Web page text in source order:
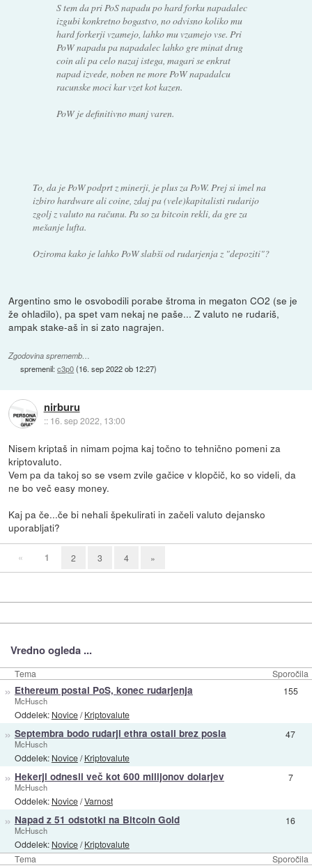
S tem da pri PoS napadu po hard forku napadalec
izgubi konkretno bogastvo, no odvisno koliko mu
hard forkerji vzamejo, lahko mu vzamejo vse. Pri
PoW napadu pa napadalec lahko gre minat drug
coin ali pa celo nazaj istega, magari se enkrat
napad izvede, noben ne more PoW napadalcu
racunske moci kar vzet kot kazen.
PoW je definitivno manj varen.
To, da je PoW podprt z minerji, je plus za PoW. Prej si imel na
izbiro hardware ali coine, zdaj pa (vele)kapitalisti rudarijo
zgolj z valuto na računu. Pa so za bitcoin rekli, da gre za
mešanje lufta.
Oziroma kako je lahko PoW slabši od rudarjenja z "depoziti"?
Argentino smo le osvobodili porabe štroma in megaton CO2 (se je
že ohladilo), pa spet vam nekaj ne paše... Z valuto ne rudariš,
ampak stake-aš in si zato nagrajen.
Zgodovina sprememb…
spremenil:c3p0(16. sep 2022 ob 12:27)
nirburu
:: 16. sep 2022, 13:00
Nisem kriptaš in nimam pojma kaj točno to tehnično pomeni za
kriptovaluto.
Vem pa da takoj so se vsem zvile gačice v klopčič, ko so videli, da
ne bo več easy money.
Kaj pa če...če bi nehali špekulirati in začeli valuto dejansko
uporabljati?
« 1 2 3 4 »
Vredno ogleda ...
Tema Sporočila
Tema Sporočila
» Ethereum postal PoS, konec rudarjenja
McHusch
Oddelek: Novice/Kriptovalute
155
» Septembra bodo rudarji ethra ostali brez posla
McHusch
Oddelek: Novice/Kriptovalute
47
» Hekerji odnesli več kot 600 milijonov dolarjev
McHusch
Oddelek: Novice/Varnost
7
» Napad z 51 odstotki na Bitcoin Gold
McHusch
Oddelek: Novice/Kriptovalute
16